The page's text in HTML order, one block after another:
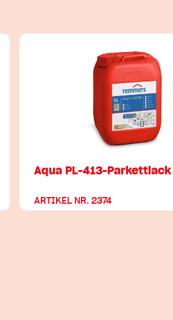
Aqua PL-413-Parkettlack
ARTIKEL NR. 2374